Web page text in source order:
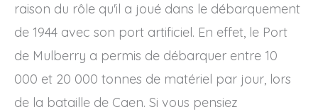
raison du rôle qu'il a joué dans le débarquement
de 1944 avec son port artificiel. En effet, le Port
de Mulberry a permis de débarquer entre 10
000 et 20 000 tonnes de matériel par jour, lors
de la bataille de Caen. Si vous pensiez